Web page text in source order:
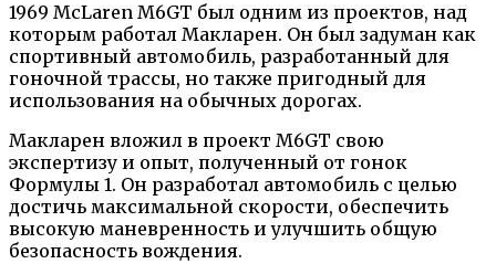
1969 McLaren M6GT был одним из проектов, над
которым работал Макларен. Он был задуман как
спортивный автомобиль, разработанный для
гоночной трассы, но также пригодный для
использования на обычных дорогах.
Макларен вложил в проект M6GT свою
экспертизу и опыт, полученный от гонок
Формулы 1. Он разработал автомобиль с целью
достичь максимальной скорости, обеспечить
высокую маневренность и улучшить общую
безопасность вождения.